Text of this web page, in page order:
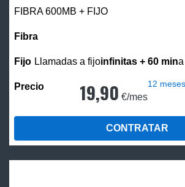
FIBRA 600MB + FIJO
Llamadas a fijoinfinitas + 60 min
19,90 €/mes
12
CONTRATAR